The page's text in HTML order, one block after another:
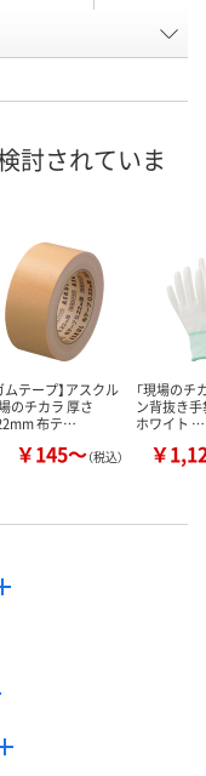
P714586
カゴへ カ
討されていま
ムテープ】アスクル
のチカラ 厚さ
布テ…
￥145～（税込）
「現場のチ
ン背抜き
ホワイト …
￥